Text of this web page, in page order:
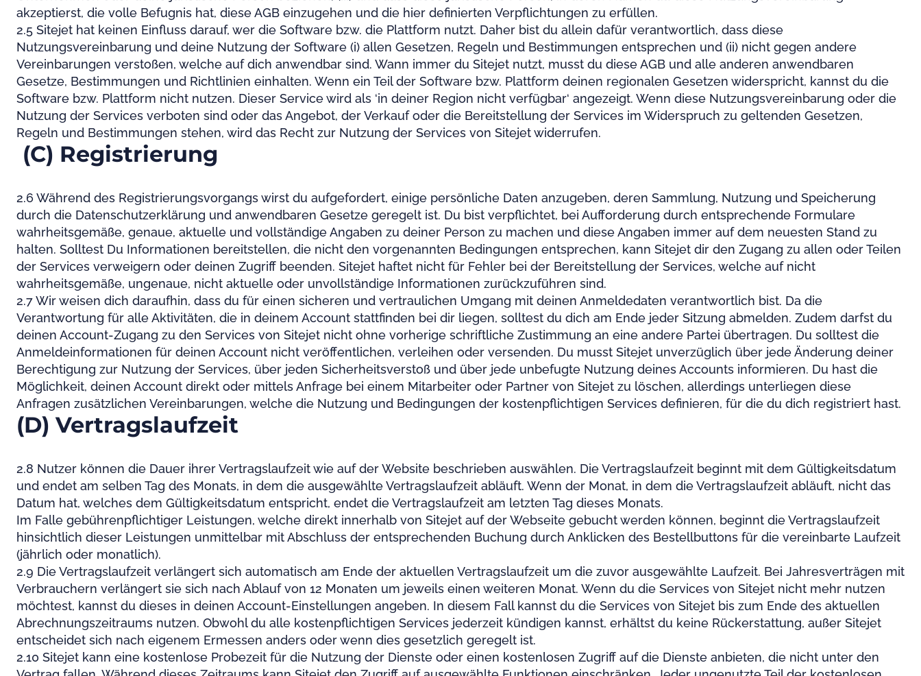
akzeptierst, die volle Befugnis hat, diese AGB einzugehen und die hier definierten Verpflichtungen zu erfüllen.
2.5 Sitejet hat keinen Einfluss darauf, wer die Software bzw. die Plattform nutzt. Daher bist du allein dafür verantwortlich, dass diese
Nutzungsvereinbarung und deine Nutzung der Software (i) allen Gesetzen, Regeln und Bestimmungen entsprechen und (ii) nicht gegen andere
Vereinbarungen verstoßen, welche auf dich anwendbar sind. Wann immer du Sitejet nutzt, musst du diese AGB und alle anderen anwendbaren
Gesetze, Bestimmungen und Richtlinien einhalten. Wenn ein Teil der Software bzw. Plattform deinen regionalen Gesetzen widerspricht, kannst du die
Software bzw. Plattform nicht nutzen. Dieser Service wird als ‘in deiner Region nicht verfügbar‘ angezeigt. Wenn diese Nutzungsvereinbarung oder die
Nutzung der Services verboten sind oder das Angebot, der Verkauf oder die Bereitstellung der Services im Widerspruch zu geltenden Gesetzen,
Regeln und Bestimmungen stehen, wird das Recht zur Nutzung der Services von Sitejet widerrufen.
(C) Registrierung
2.6 Während des Registrierungsvorgangs wirst du aufgefordert, einige persönliche Daten anzugeben, deren Sammlung, Nutzung und Speicherung
durch die Datenschutzerklärung und anwendbaren Gesetze geregelt ist. Du bist verpflichtet, bei Aufforderung durch entsprechende Formulare
wahrheitsgemäße, genaue, aktuelle und vollständige Angaben zu deiner Person zu machen und diese Angaben immer auf dem neuesten Stand zu
halten. Solltest Du Informationen bereitstellen, die nicht den vorgenannten Bedingungen entsprechen, kann Sitejet dir den Zugang zu allen oder Teilen
der Services verweigern oder deinen Zugriff beenden. Sitejet haftet nicht für Fehler bei der Bereitstellung der Services, welche auf nicht
wahrheitsgemäße, ungenaue, nicht aktuelle oder unvollständige Informationen zurückzuführen sind.
2.7 Wir weisen dich daraufhin, dass du für einen sicheren und vertraulichen Umgang mit deinen Anmeldedaten verantwortlich bist. Da die
Verantwortung für alle Aktivitäten, die in deinem Account stattfinden bei dir liegen, solltest du dich am Ende jeder Sitzung abmelden. Zudem darfst du
deinen Account-Zugang zu den Services von Sitejet nicht ohne vorherige schriftliche Zustimmung an eine andere Partei übertragen. Du solltest die
Anmeldeinformationen für deinen Account nicht veröffentlichen, verleihen oder versenden. Du musst Sitejet unverzüglich über jede Änderung deiner
Berechtigung zur Nutzung der Services, über jeden Sicherheitsverstoß und über jede unbefugte Nutzung deines Accounts informieren. Du hast die
Möglichkeit, deinen Account direkt oder mittels Anfrage bei einem Mitarbeiter oder Partner von Sitejet zu löschen, allerdings unterliegen diese
Anfragen zusätzlichen Vereinbarungen, welche die Nutzung und Bedingungen der kostenpflichtigen Services definieren, für die du dich registriert hast.
(D) Vertragslaufzeit
2.8 Nutzer können die Dauer ihrer Vertragslaufzeit wie auf der Website beschrieben auswählen. Die Vertragslaufzeit beginnt mit dem Gültigkeitsdatum
und endet am selben Tag des Monats, in dem die ausgewählte Vertragslaufzeit abläuft. Wenn der Monat, in dem die Vertragslaufzeit abläuft, nicht das
Datum hat, welches dem Gültigkeitsdatum entspricht, endet die Vertragslaufzeit am letzten Tag dieses Monats.
Im Falle gebührenpflichtiger Leistungen, welche direkt innerhalb von Sitejet auf der Webseite gebucht werden können, beginnt die Vertragslaufzeit
hinsichtlich dieser Leistungen unmittelbar mit Abschluss der entsprechenden Buchung durch Anklicken des Bestellbuttons für die vereinbarte Laufzeit
(jährlich oder monatlich).
2.9 Die Vertragslaufzeit verlängert sich automatisch am Ende der aktuellen Vertragslaufzeit um die zuvor ausgewählte Laufzeit. Bei Jahresverträgen mit
Verbrauchern verlängert sie sich nach Ablauf von 12 Monaten um jeweils einen weiteren Monat. Wenn du die Services von Sitejet nicht mehr nutzen
möchtest, kannst du dieses in deinen Account-Einstellungen angeben. In diesem Fall kannst du die Services von Sitejet bis zum Ende des aktuellen
Abrechnungszeitraums nutzen. Obwohl du alle kostenpflichtigen Services jederzeit kündigen kannst, erhältst du keine Rückerstattung, außer Sitejet
entscheidet sich nach eigenem Ermessen anders oder wenn dies gesetzlich geregelt ist.
2.10 Sitejet kann eine kostenlose Probezeit für die Nutzung der Dienste oder einen kostenlosen Zugriff auf die Dienste anbieten, die nicht unter den